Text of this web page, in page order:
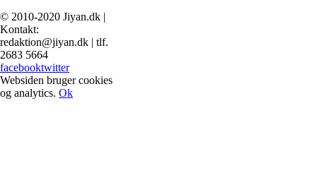
© 2010-2020 Jiyan.dk |
Kontakt:
redaktion@jiyan.dk | tlf.
2683 5664
facebooktwitter
Websiden bruger cookies
og analytics. Ok